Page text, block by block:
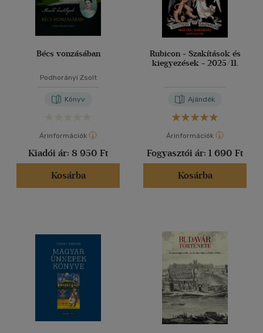
Bécs vonzásában
Podhorányi Zsolt
Könyv
Árinformációk
Kiadói ár: 8 950 Ft
Kosárba
Rubicon - Szakítások és
kiegyezések - 2025/11.
Ajándék
Árinformációk
Fogyasztói ár: 1 690 Ft
Kosárba